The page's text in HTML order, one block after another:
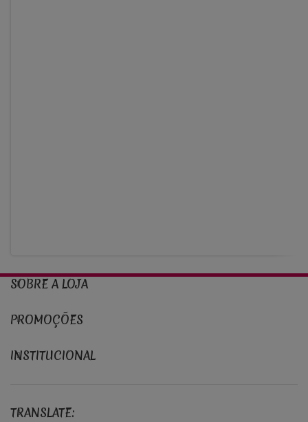
SOBRE A LOJA
PROMOÇÕES
INSTITUCIONAL
TRANSLATE: